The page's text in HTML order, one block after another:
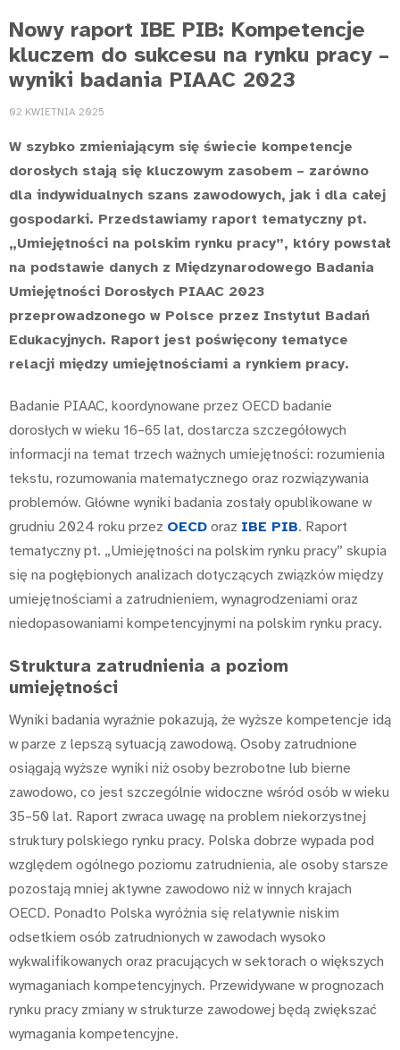
Nowy raport IBE PIB: Kompetencje
kluczem do sukcesu na rynku pracy –
wyniki badania PIAAC 2023
02 KWIETNIA 2025
W szybko zmieniającym się świecie kompetencje
dorosłych stają się kluczowym zasobem – zarówno
dla indywidualnych szans zawodowych, jak i dla całej
gospodarki. Przedstawiamy raport tematyczny pt.
„Umiejętności na polskim rynku pracy”, który powstał
na podstawie danych z Międzynarodowego Badania
Umiejętności Dorosłych PIAAC 2023
przeprowadzonego w Polsce przez Instytut Badań
Edukacyjnych. Raport jest poświęcony tematyce
relacji między umiejętnościami a rynkiem pracy.
Badanie PIAAC, koordynowane przez OECD badanie
dorosłych w wieku 16–65 lat, dostarcza szczegółowych
informacji na temat trzech ważnych umiejętności: rozumienia
tekstu, rozumowania matematycznego oraz rozwiązywania
problemów. Główne wyniki badania zostały opublikowane w
grudniu 2024 roku przez OECD oraz IBE PIB. Raport
tematyczny pt. „Umiejętności na polskim rynku pracy” skupia
się na pogłębionych analizach dotyczących związków między
umiejętnościami a zatrudnieniem, wynagrodzeniami oraz
niedopasowaniami kompetencyjnymi na polskim rynku pracy.
Struktura zatrudnienia a poziom
umiejętności
Wyniki badania wyraźnie pokazują, że wyższe kompetencje idą
w parze z lepszą sytuacją zawodową. Osoby zatrudnione
osiągają wyższe wyniki niż osoby bezrobotne lub bierne
zawodowo, co jest szczególnie widoczne wśród osób w wieku
35–50 lat. Raport zwraca uwagę na problem niekorzystnej
struktury polskiego rynku pracy. Polska dobrze wypada pod
względem ogólnego poziomu zatrudnienia, ale osoby starsze
pozostają mniej aktywne zawodowo niż w innych krajach
OECD. Ponadto Polska wyróżnia się relatywnie niskim
odsetkiem osób zatrudnionych w zawodach wysoko
wykwalifikowanych oraz pracujących w sektorach o większych
wymaganiach kompetencyjnych. Przewidywane w prognozach
rynku pracy zmiany w strukturze zawodowej będą zwiększać
wymagania kompetencyjne.